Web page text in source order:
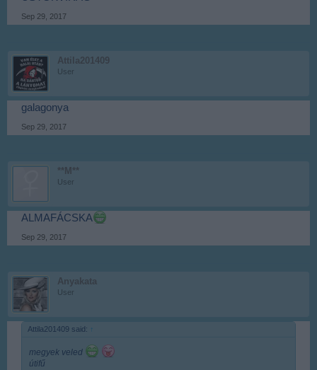
Sep 29, 2017
Attila201409
User
galagonya
Sep 29, 2017
**M**
User
ALMAFÁCSKA
Sep 29, 2017
Anyakata
User
Attila201409 said: ↑
megyek veled
útifű